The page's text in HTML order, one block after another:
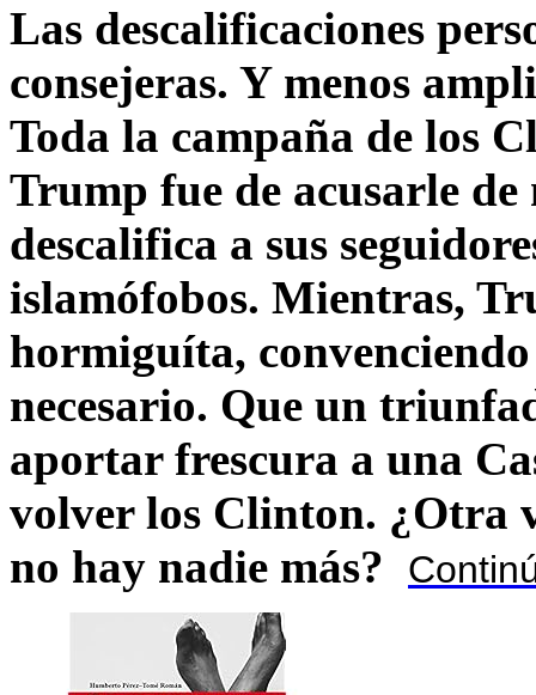
Las descalificaciones
consejeras. Y menos
Toda la campaña de los
Trump fue de acusarle
descalifica a sus
islamófobos. Mientras,
hormiguíta,
necesario. Que un
aportar frescura a una
volver los Clinton. ¿Otra
no hay nadie más?